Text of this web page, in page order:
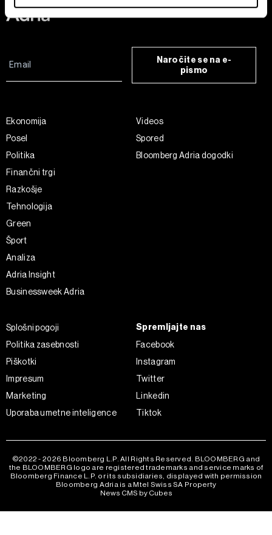
Skupni upravljavci obdelave so HD-WIN ARENA SPORT
, o piškotkih in drugih podobnih tehnologijah
pa v
Piškotke lahko kadar koli ponovno prilagodite tako, da
Naročite se na e-
pismo
Ekonomija
Posel
Politika
Finančni trgi
Razkošje
Tehnologija
Green
Šport
Analiza
Adria Insight
Businessweek Adria
Videos
Spored
Bloomberg Adria dogodki
Splošni pogoji
Politika zasebnosti
Piškotki
Impresum
Marketing
Uporaba umetne inteligence
Spremljajte nas
Facebook
Instagram
Twitter
Linkedin
Tiktok
©2022 - 2026 Bloomberg L.P. All Rights Reserved. BLOOMBERG and
the BLOOMBERG logo are registered trademarks and service marks of
Bloomberg Finance L.P. or its subsidiaries, displayed with permission
Bloomberg Adria is a Mtel Swiss SA Property
News CMS by Cubes